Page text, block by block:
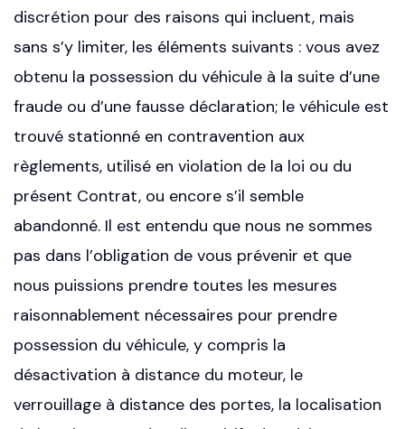
discrétion pour des raisons qui incluent, mais
sans s’y limiter, les éléments suivants : vous avez
obtenu la possession du véhicule à la suite d’une
fraude ou d’une fausse déclaration; le véhicule est
trouvé stationné en contravention aux
règlements, utilisé en violation de la loi ou du
présent Contrat, ou encore s’il semble
abandonné. Il est entendu que nous ne sommes
pas dans l’obligation de vous prévenir et que
nous puissions prendre toutes les mesures
raisonnablement nécessaires pour prendre
possession du véhicule, y compris la
désactivation à distance du moteur, le
verrouillage à distance des portes, la localisation